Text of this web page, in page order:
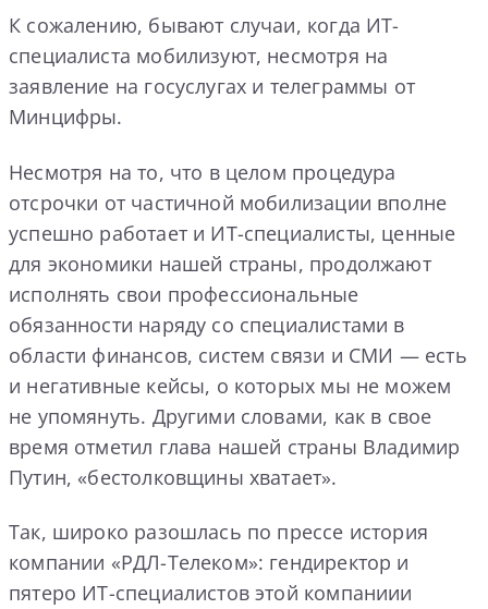
К сожалению, бывают случаи, когда ИТ-
специалиста мобилизуют, несмотря на
заявление на госуслугах и телеграммы от
Минцифры.
Несмотря на то, что в целом процедура
отсрочки от частичной мобилизации вполне
успешно работает и ИТ-специалисты, ценные
для экономики нашей страны, продолжают
исполнять свои профессиональные
обязанности наряду со специалистами в
области финансов, систем связи и СМИ — есть
и негативные кейсы, о которых мы не можем
не упомянуть. Другими словами, как в свое
время отметил глава нашей страны Владимир
Путин, «бестолковщины хватает».
Так, широко разошлась по прессе история
компании «РДЛ-Телеком»: гендиректор и
пятеро ИТ-специалистов этой компаниии